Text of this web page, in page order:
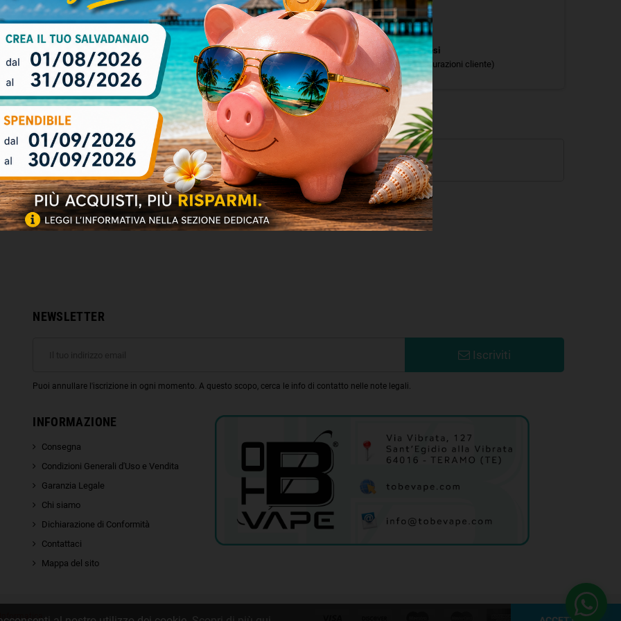
Politiche per le spedizioni
(modificale nel modulo Rassicurazioni cliente)
Politiche per i resi
(modificale nel modulo Rassicurazioni cliente)
DESCRIZIONE SCHEDA TECNICA
NEWSLETTER
Iscriviti
Puoi annullare l'iscrizione in ogni momento. A questo scopo, cerca le info di contatto nelle note legali.
INFORMAZIONE
Consegna
Condizioni Generali d'Uso e Vendita
Garanzia Legale
Chi siamo
Dichiarazione di Conformità
Contattaci
Mappa del sito